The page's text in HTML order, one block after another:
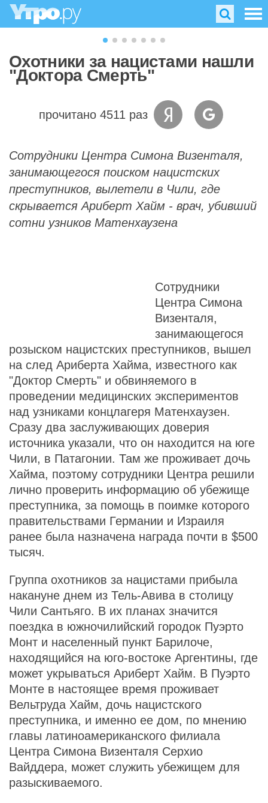
Охотники за нацистами нашли
"Доктора Смерть"
прочитано 4511 раз
Сотрудники Центра Симона Визенталя,
занимающегося поиском нацистских
преступников, вылетели в Чили, где
скрывается Ариберт Хайм - врач, убивший
сотни узников Матенхаузена
Сотрудники
Центра Симона
Визенталя,
занимающегося
розыском нацистских преступников, вышел
на след Ариберта Хайма, известного как
"Доктор Смерть" и обвиняемого в
проведении медицинских экспериментов
над узниками концлагеря Матенхаузен.
Сразу два заслуживающих доверия
источника указали, что он находится на юге
Чили, в Патагонии. Там же проживает дочь
Хайма, поэтому сотрудники Центра решили
лично проверить информацию об убежище
преступника, за помощь в поимке которого
правительствами Германии и Израиля
ранее была назначена награда почти в $500
тысяч.
Группа охотников за нацистами прибыла
накануне днем из Тель-Авива в столицу
Чили Сантьяго. В их планах значится
поездка в южночилийский городок Пуэрто
Монт и населенный пункт Барилоче,
находящийся на юго-востоке Аргентины, где
может укрываться Ариберт Хайм. В Пуэрто
Монте в настоящее время проживает
Вельтруда Хайм, дочь нацистского
преступника, и именно ее дом, по мнению
главы латиноамериканского филиала
Центра Симона Визенталя Серхио
Вайддера, может служить убежищем для
разыскиваемого.